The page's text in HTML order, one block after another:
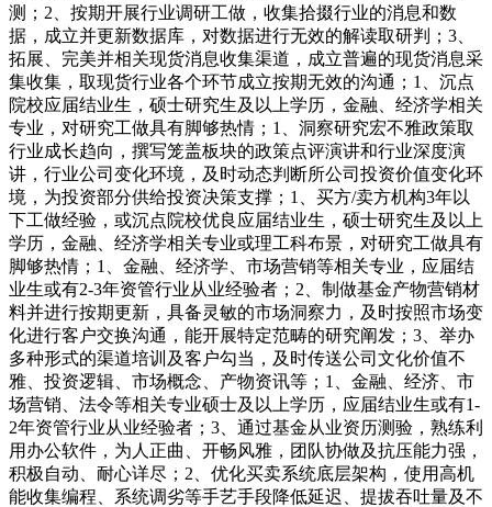
测；2、按期开展行业调研工做，收集拾掇行业的消息和数
据，成立并更新数据库，对数据进行无效的解读取研判；3、
拓展、完美并相关现货消息收集渠道，成立普遍的现货消息采
集收集，取现货行业各个环节成立按期无效的沟通；1、沉点
院校应届结业生，硕士研究生及以上学历，金融、经济学相关
专业，对研究工做具有脚够热情；1、洞察研究宏不雅政策取
行业成长趋向，撰写笼盖板块的政策点评演讲和行业深度演
讲，行业公司变化环境，及时动态判断所公司投资价值变化环
境，为投资部分供给投资决策支撑；1、买方/卖方机构3年以
下工做经验，或沉点院校优良应届结业生，硕士研究生及以上
学历，金融、经济学相关专业或理工科布景，对研究工做具有
脚够热情；1、金融、经济学、市场营销等相关专业，应届结
业生或有2-3年资管行业从业经验者；2、制做基金产物营销材
料并进行按期更新，具备灵敏的市场洞察力，及时按照市场变
化进行客户交换沟通，能开展特定范畴的研究阐发；3、举办
多种形式的渠道培训及客户勾当，及时传送公司文化价值不
雅、投资逻辑、市场概念、产物资讯等；1、金融、经济、市
场营销、法令等相关专业硕士及以上学历，应届结业生或有1-
2年资管行业从业经验者；3、通过基金从业资历测验，熟练利
用办公软件，为人正曲、开畅风雅，团队协做及抗压能力强，
积极自动、耐心详尽；2、优化买卖系统底层架构，使用高机
能收集编程、系统调劣等手艺手段降低延迟、提拔吞吐量及不